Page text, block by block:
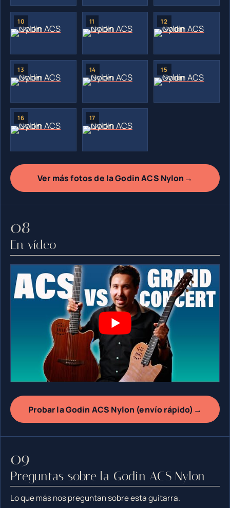
Ver más fotos de la Godin ACS Nylon →
En vídeo
Probar la Godin ACS Nylon (envío rápido) →
Preguntas sobre la Godin ACS Nylon
Lo que más nos preguntan sobre esta guitarra.